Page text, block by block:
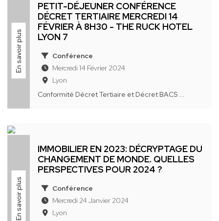
En savoir plus
PETIT-DÉJEUNER CONFÉRENCE
DÉCRET TERTIAIRE MERCREDI 14
FÉVRIER À 8H30 - THE RUCK HOTEL
LYON 7
Conférence
Mercredi 14 Février 2024
Lyon
Conformité Décret Tertiaire et Décret BACS ...
En savoir plus
IMMOBILIER EN 2023: DÉCRYPTAGE DU
CHANGEMENT DE MONDE. QUELLES
PERSPECTIVES POUR 2024 ?
Conférence
Mercredi 24 Janvier 2024
Lyon